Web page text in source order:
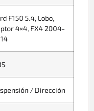
F150 5.4, Lobo,
4×4, FX4 2004-
/ Dirección